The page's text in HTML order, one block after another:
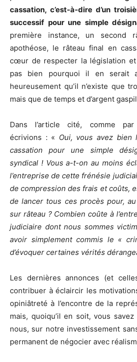
cassation, c’est-à-dire d’un
successif pour une simple
première instance, un second
apothéose, le râteau final en
cœur de respecter la législation et
pas bien pourquoi il en serait
heureusement qu’il n’existe que
mais que de temps et d’argent
Dans l’article cité, comme
écrivions : « Oui, vous avez bien
cassation pour une simple
syndical ! Vous a-t-on au moins
l’entreprise de cette frénésie
de compression des frais et coûts,
de lancer tous ces procès pour,
sur râteau ? Combien coûte à
judiciaire dont nous sommes
avoir simplement commis le «
d’évoquer certaines vérités
Les dernières annonces (et
contribuer à éclaircir les
opiniâtreté à l’encontre de la
mais, quoiqu’il en soit, vous
nous, sur notre investissement
permanent de négocier avec